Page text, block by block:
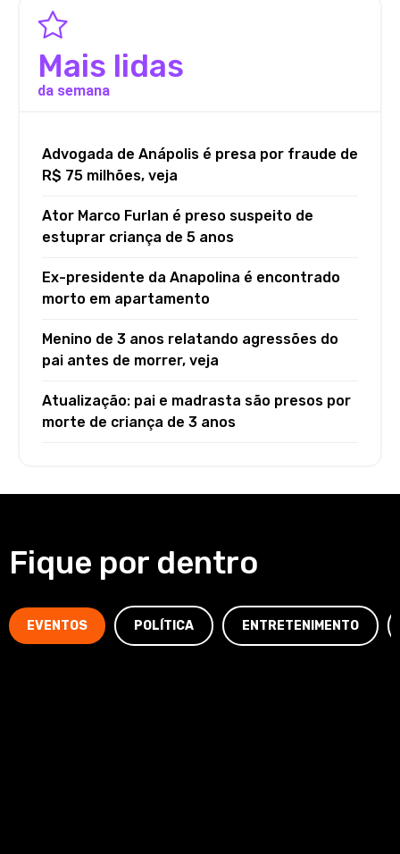
Mais lidas
da semana
Advogada de Anápolis é presa por fraude de
R$ 75 milhões, veja
Ator Marco Furlan é preso suspeito de
estuprar criança de 5 anos
Ex-presidente da Anapolina é encontrado
morto em apartamento
Menino de 3 anos relatando agressões do
pai antes de morrer, veja
Atualização: pai e madrasta são presos por
morte de criança de 3 anos
Fique por dentro
EVENTOS POLÍTICA ENTRETENIMENTO